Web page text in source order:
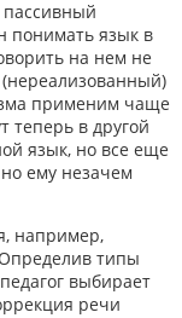
понимать язык в
на нем не
применим чаще
теперь в другой
язык, но все еще
ему незачем
например,
типы
выбирает
речи